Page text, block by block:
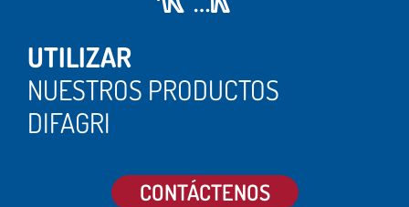
UTILIZAR
NUESTROS PRODUCTOS
DIFAGRI
CONTÁCTENOS